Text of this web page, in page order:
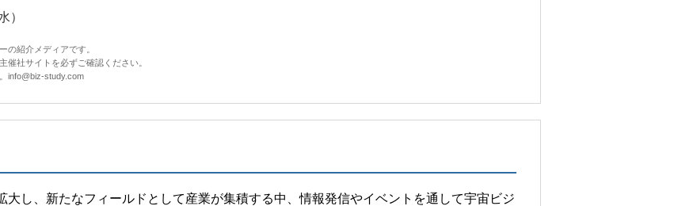
）
の紹介メディアです。
社サイトを必ずご確認ください。
info@biz-study.com
大し、新たなフィールドとして産業が集積する中、情報発信やイベントを通して宇宙ビジ